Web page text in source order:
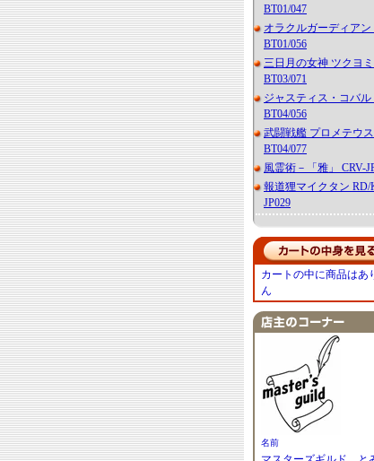
BT01/047
オラクルガーディアン
BT01/056
三日月の女神 ツクヨミ
BT03/071
ジャスティス・コバル
BT04/056
武闘戦艦 プロメテウス
BT04/077
風霊術－「雅」 CRV-
報道狸マイクタン RD/
JP029
カートの中に商品はあ
ん
名前